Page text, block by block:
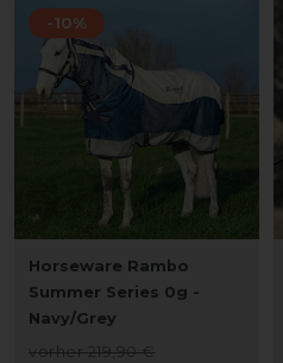
-10%
Horseware Rambo
Summer Series 0g -
Navy/Grey
vorher 219,90 €